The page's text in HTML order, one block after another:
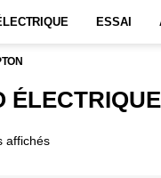
ESSAI
affichés